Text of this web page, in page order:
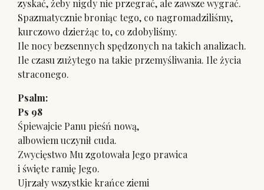
zyskać, żeby nigdy nie przegrać, ale zawsze wygrać.
Spazmatycznie broniąc tego, co nagromadziliśmy,
kurczowo dzierżąc to, co zdobyliśmy.
Ile nocy bezsennych spędzonych na takich analizach.
Ile czasu zużytego na takie przemyśliwania. Ile życia
straconego.
Psalm:
Ps 98
Śpiewajcie Panu pieśń nową,
albowiem uczynił cuda.
Zwycięstwo Mu zgotowała Jego prawica
i święte ramię Jego.
Ujrzały wszystkie krańce ziemi